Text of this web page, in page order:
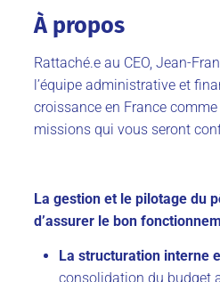
À propos
Rattaché.e au CEO, Jean-
l’équipe administrative et
croissance en France
missions qui vous seront
La gestion et le pilotage du
d’assurer le bon
La structuration interne
consolidation du budget